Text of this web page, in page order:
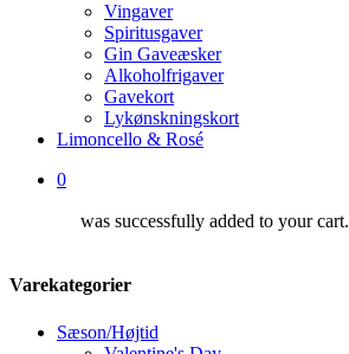
Vingaver
Spiritusgaver
Gin Gaveæsker
Alkoholfrigaver
Gavekort
Lykønskningskort
Limoncello & Rosé
0
was successfully added to your cart.
Varekategorier
Sæson/Højtid